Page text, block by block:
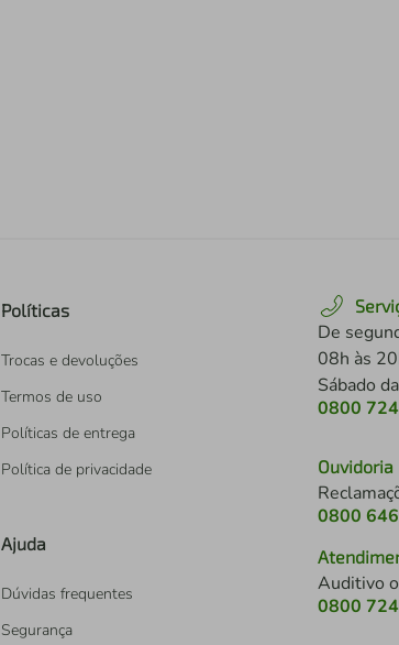
Políticas
Trocas e devoluções
Termos de uso
Políticas de entrega
Política de privacidade
Ajuda
Dúvidas frequentes
Segurança
De
08h às
Sábado
0800
Ouvidoria
0800
Auditivo
0800